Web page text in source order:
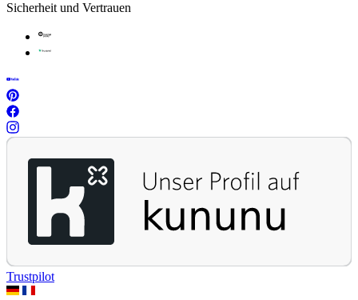
Sicherheit und Vertrauen
Trustpilot